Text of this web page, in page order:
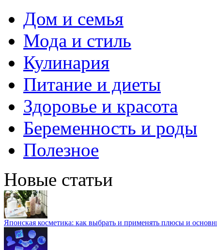
Дом и семья
Мода и стиль
Кулинария
Питание и диеты
Здоровье и красота
Беременность и роды
Полезное
Новые статьи
Японская косметика: как выбрать и применять плюсы и